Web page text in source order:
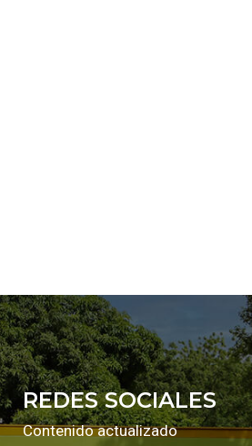
REDES SOCIALES
Contenido actualizado